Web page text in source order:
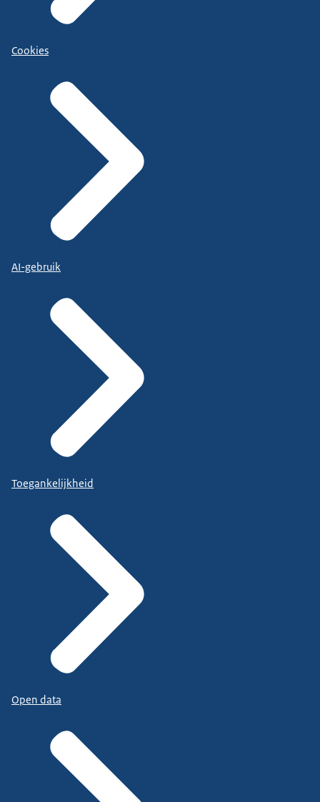
Cookies
AI-gebruik
Toegankelijkheid
Open data